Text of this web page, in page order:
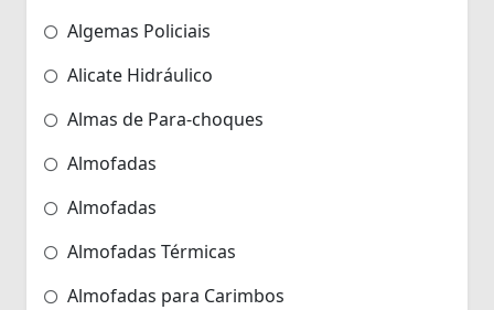
Algemas Policiais
Alicate Hidráulico
Almas de Para-choques
Almofadas
Almofadas
Almofadas Térmicas
Almofadas para Carimbos